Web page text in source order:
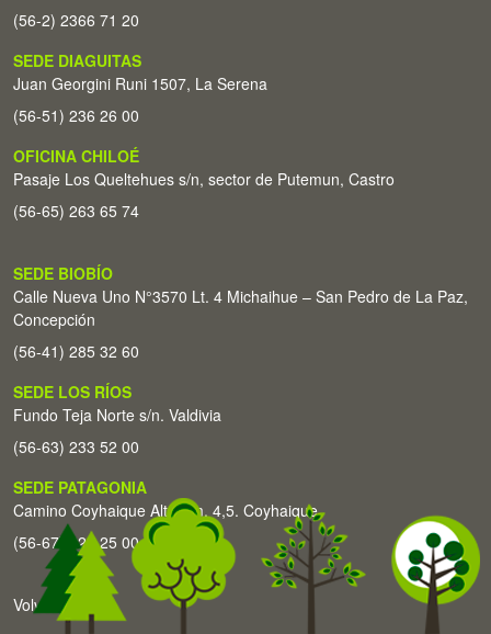
(56-2) 2366 71 20
SEDE DIAGUITAS
Juan Georgini Runi 1507, La Serena
(56-51) 236 26 00
OFICINA CHILOÉ
Pasaje Los Queltehues s/n, sector de Putemun, Castro
(56-65) 263 65 74
SEDE BIOBÍO
Calle Nueva Uno N°3570 Lt. 4 Michaihue – San Pedro de La Paz,
Concepción
(56-41) 285 32 60
SEDE LOS RÍOS
Fundo Teja Norte s/n. Valdivia
(56-63) 233 52 00
SEDE PATAGONIA
Camino Coyhaique Alto Km. 4,5. Coyhaique
(56-67) 226 25 00
Volver arriba